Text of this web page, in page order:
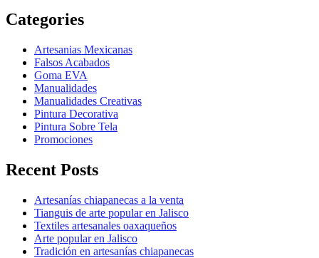
Categories
Artesanias Mexicanas
Falsos Acabados
Goma EVA
Manualidades
Manualidades Creativas
Pintura Decorativa
Pintura Sobre Tela
Promociones
Recent Posts
Artesanías chiapanecas a la venta
Tianguis de arte popular en Jalisco
Textiles artesanales oaxaqueños
Arte popular en Jalisco
Tradición en artesanías chiapanecas